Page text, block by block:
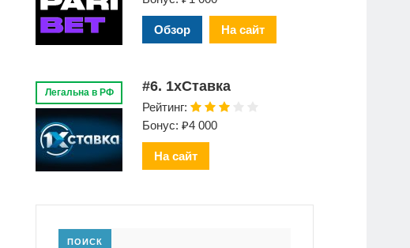
Обзор На сайт
Легальна в РФ #6. 1xСтавка
Рейтинг:
Бонус: ₽4 000
На сайт
ПОИСК